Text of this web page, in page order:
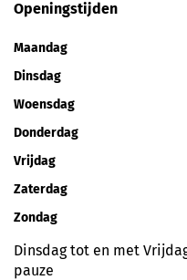
Openingstijden
Maandag
Dinsdag
Woensdag
Donderdag
Vrijdag
Zaterdag
Zondag
Dinsdag tot en met
pauze